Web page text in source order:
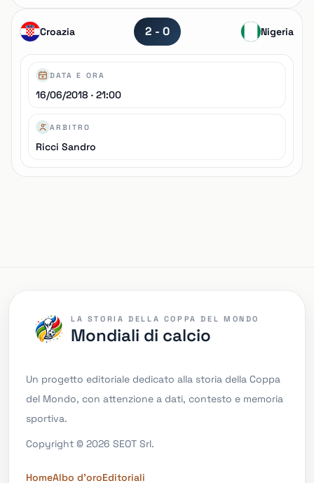
Croazia 2 - 0 Nigeria
DATA E ORA
16/06/2018 · 21:00
ARBITRO
Ricci Sandro
LA STORIA DELLA COPPA DEL MONDO
Mondiali di calcio
Un progetto editoriale dedicato alla storia della Coppa
del Mondo, con attenzione a dati, contesto e memoria
sportiva.
Copyright © 2026 SEOT Srl.
HomeAlbo d'oroEditoriali